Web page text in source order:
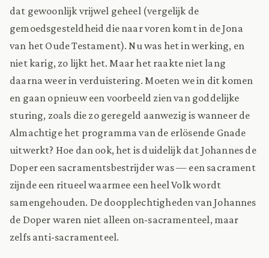
dat gewoonlijk vrijwel geheel (vergelijk de
gemoedsgesteldheid die naar voren komt in de Jona
van het Oude Testament). Nu was het in werking, en
niet karig, zo lijkt het. Maar het raakte niet lang
daarna weer in verduistering. Moeten we in dit komen
en gaan opnieuw een voorbeeld zien van goddelijke
sturing, zoals die zo geregeld aanwezig is wanneer de
Almachtige het programma van de erlösende Gnade
uitwerkt? Hoe dan ook, het is duidelijk dat Johannes de
Doper een sacramentsbestrijder was — een sacrament
zijnde een ritueel waarmee een heel Volk wordt
samengehouden. De doopplechtigheden van Johannes
de Doper waren niet alleen on-sacramenteel, maar
zelfs anti-sacramenteel.